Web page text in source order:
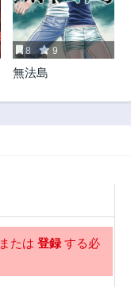
8 9
無法島
または 登録する必